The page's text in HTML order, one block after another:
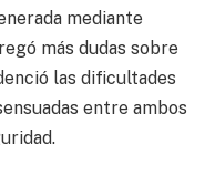
mediante
más dudas sobre
las dificultades
entre ambos